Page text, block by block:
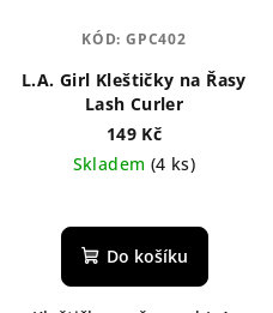
L.A. Girl Kleštičky na Řasy
Lash Curler
149 Kč
Skladem (4 ks)
Do košíku
KÓD:GPC402